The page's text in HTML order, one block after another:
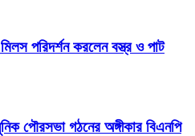
পরিদর্শন করলেন বস্ত্র ও পাট
পৌরসভা গঠনের অঙ্গীকার বিএনপি